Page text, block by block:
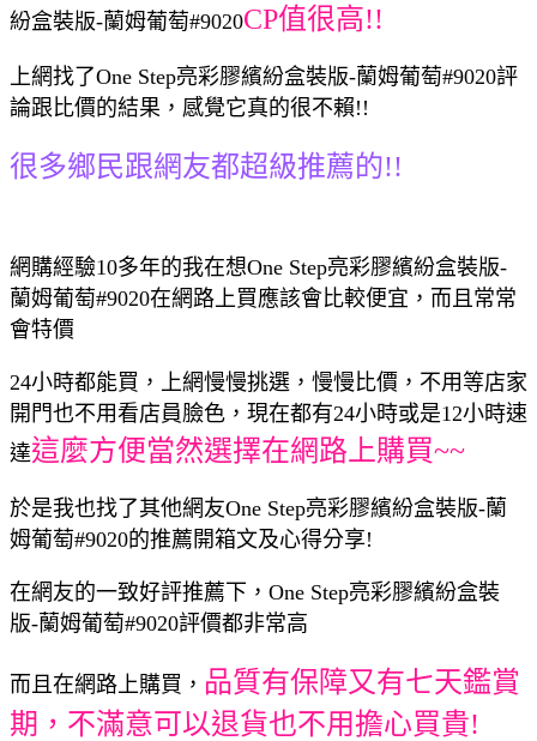
紛盒裝版-蘭姆葡萄#9020CP值很高!!
上網找了One Step亮彩膠繽紛盒裝版-蘭姆葡萄#9020評
論跟比價的結果，感覺它真的很不賴!!
很多鄉民跟網友都超級推薦的!!
網購經驗10多年的我在想One Step亮彩膠繽紛盒裝版-
蘭姆葡萄#9020在網路上買應該會比較便宜，而且常常
會特價
24小時都能買，上網慢慢挑選，慢慢比價，不用等店家
開門也不用看店員臉色，現在都有24小時或是12小時速
達這麼方便當然選擇在網路上購買~~
於是我也找了其他網友One Step亮彩膠繽紛盒裝版-蘭
姆葡萄#9020的推薦開箱文及心得分享!
在網友的一致好評推薦下，One Step亮彩膠繽紛盒裝
版-蘭姆葡萄#9020評價都非常高
而且在網路上購買， 品質有保障又有七天鑑賞
期，不滿意可以退貨也不用擔心買貴!